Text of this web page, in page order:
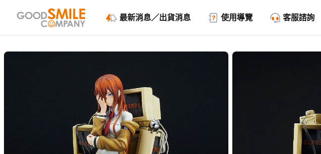
最新消息／出貨消息 使用導覽 客服諮詢